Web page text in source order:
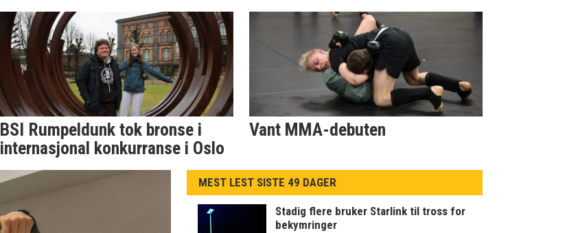
BSI Rumpeldunk tok bronse i
internasjonal konkurranse i Oslo
Vant MMA-debuten
MEST LEST SISTE 49 DAGER
Stadig flere bruker Starlink til tross for
bekymringer